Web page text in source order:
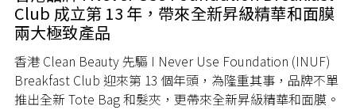
Club 成立第 13 年，帶來全新昇級精華和面膜
兩大極致產品
香港 Clean Beauty 先驅 I Never Use Foundation (INUF)
Breakfast Club 迎來第 13 個年頭，為隆重其事，品牌不單
推出全新 Tote Bag 和髮夾，更帶來全新昇級精華和面膜。